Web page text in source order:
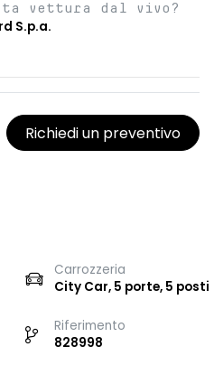
vettura dal vivo?
S.p.a.
Richiedi un preventivo
Carrozzeria
City Car, 5 porte, 5 posti
Riferimento
828998